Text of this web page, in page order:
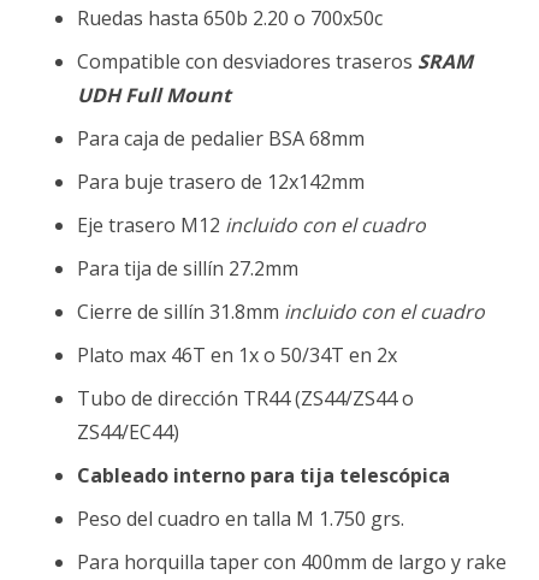
Ruedas hasta 650b 2.20 o 700x50c
Compatible con desviadores traseros SRAM
UDH Full Mount
Para caja de pedalier BSA 68mm
Para buje trasero de 12x142mm
Eje trasero M12 incluido con el cuadro
Para tija de sillín 27.2mm
Cierre de sillín 31.8mm incluido con el cuadro
Plato max 46T en 1x o 50/34T en 2x
Tubo de dirección TR44 (ZS44/ZS44 o
ZS44/EC44)
Cableado interno para tija telescópica
Peso del cuadro en talla M 1.750 grs.
Para horquilla taper con 400mm de largo y rake